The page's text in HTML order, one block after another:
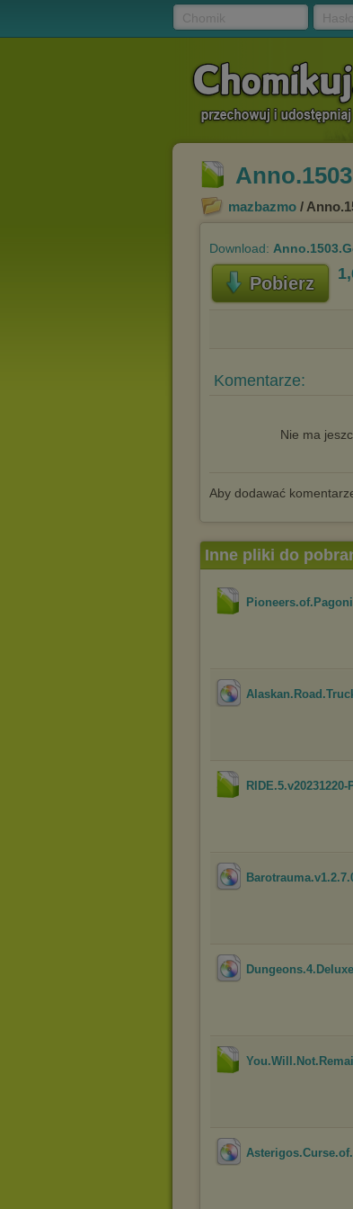
mazbazmo /
Download:
Pobierz
Komentarze:
Nie ma
Aby dodawać
Inne pliki do
RIDE.5.v20231220-